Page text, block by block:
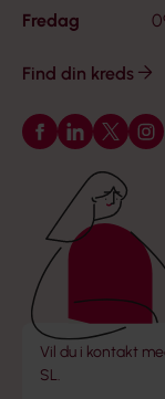
Fredag
Find din kreds
Følg os påFølg os på
Følg os
Vil du i kontakt
SL.